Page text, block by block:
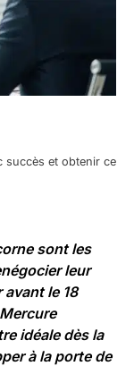
succès et obtenir ce
sont les
leur
le 18
idéale dès la
à la porte de